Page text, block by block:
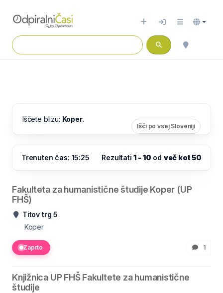
Iščete blizu: Koper.
Išči po vsej Sloveniji
Trenuten čas: 15:25 Rezultati1 - 10 od več kot 50
Fakulteta za humanistične študije Koper (UP
FHŠ)
Titov trg 5
Koper
Zaprto 1
Knjižnica UP FHŠ Fakultete za humanistične
študije